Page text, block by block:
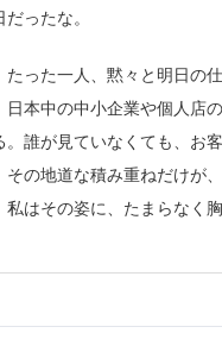
ったな。
たった一人、黙々と明日の
日本中の中小企業や個人店
。誰が見ていなくても、お
その地道な積み重ねだけが
はその姿に、たまらなく胸